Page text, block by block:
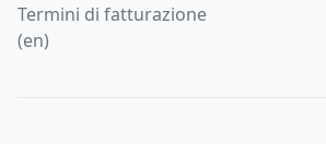
Termini di fatturazione
(en)